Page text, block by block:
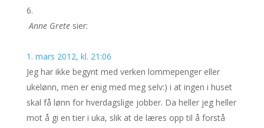
Anne Grete sier:
1. mars 2012, kl. 21:06
Jeg har ikke begynt med verken lommepenger eller
ukelønn, men er enig med meg selv:) i at ingen i huset
skal få lønn for hverdagslige jobber. Da heller jeg heller
mot å gi en tier i uka, slik at de læres opp til å forstå